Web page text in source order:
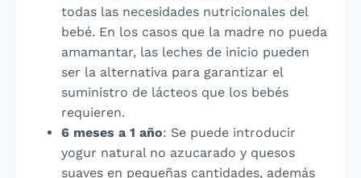
todas las necesidades nutricionales del
bebé. En los casos que la madre no pueda
amamantar, las leches de inicio pueden
ser la alternativa para garantizar el
suministro de lácteos que los bebés
requieren.
6 meses a 1 año: Se puede introducir
yogur natural no azucarado y quesos
suaves en pequeñas cantidades, además